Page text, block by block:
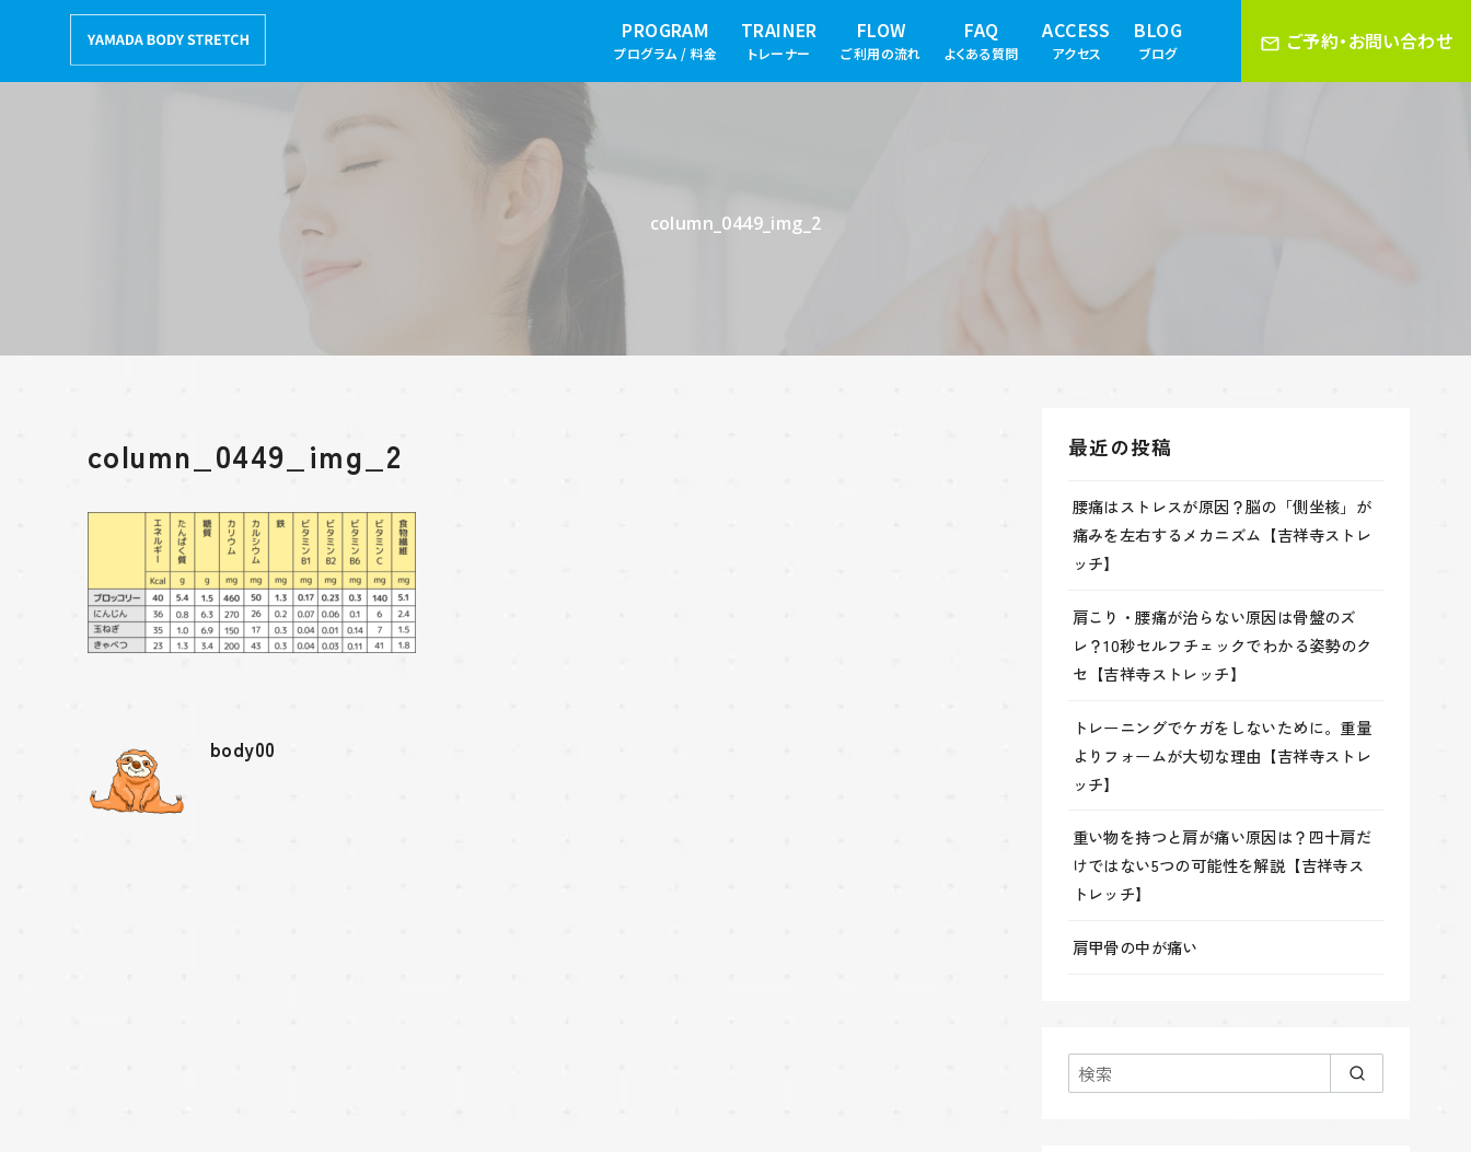
テ
PROGRAM
プログラム / 料金
TRAINER
トレーナー
FLOW
ご利用の流れ
FAQ
よくある質問
ACCESS
アクセス
BLOG
ブログ
column_0449_img_2
ご予約・お問い合わせ
column_0449_img_2
body00
最近の投稿
腰痛はストレスが原因？脳の「側坐核」が
痛みを左右するメカニズム【吉祥寺ストレ
ッチ】
肩こり・腰痛が治らない原因は骨盤のズ
レ？10秒セルフチェックでわかる姿勢のク
セ【吉祥寺ストレッチ】
トレーニングでケガをしないために。重量
よりフォームが大切な理由【吉祥寺ストレ
ッチ】
重い物を持つと肩が痛い原因は？四十肩だ
けではない5つの可能性を解説【吉祥寺ス
トレッチ】
肩甲骨の中が痛い